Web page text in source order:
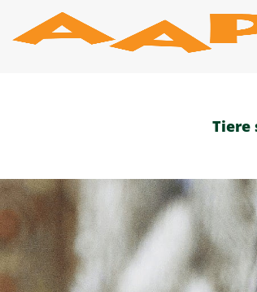
Inhalt
springen
Tiere